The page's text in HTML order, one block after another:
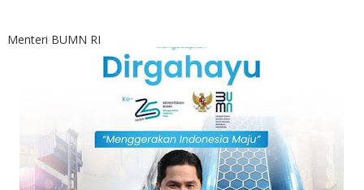
Menteri BUMN RI